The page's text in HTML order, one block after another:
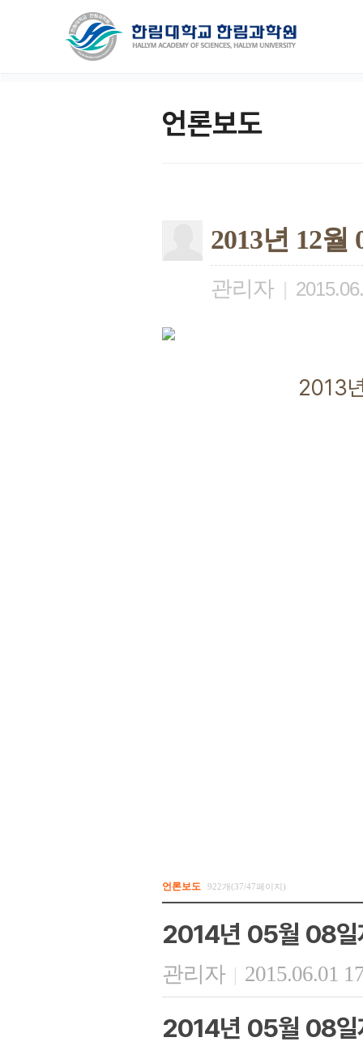
언론보도
2013년 12
관리자 |
2013년 12월
언론보도 922개(37/47페이지)
2014년 05월 08일
관리자 | 2015.06.01
2014년 05월 08일